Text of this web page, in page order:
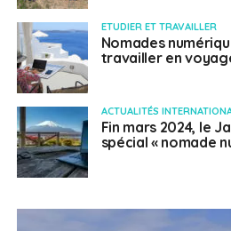
ETUDIER ET TRAVAILLER
Nomades
travailler en
ACTUALITÉS
Fin mars 2024, le
spécial « nomade